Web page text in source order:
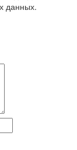
данных.